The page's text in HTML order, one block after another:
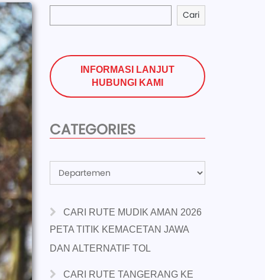
Cari
INFORMASI LANJUT
HUBUNGI KAMI
CATEGORIES
Categories
CARI RUTE MUDIK AMAN 2026
PETA TITIK KEMACETAN JAWA
DAN ALTERNATIF TOL
CARI RUTE TANGERANG KE